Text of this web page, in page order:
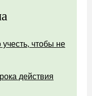
чтобы не
действия